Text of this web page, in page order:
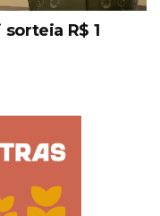
R$ 1